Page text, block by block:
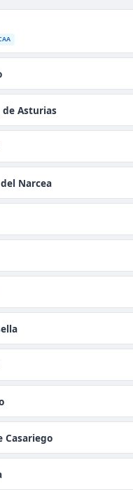
de Asturias
Narcea
Casariego